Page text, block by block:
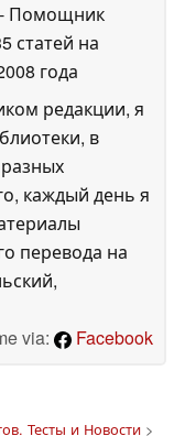
- Помощник
статей на
года
редакции, я
в
каждый день я
перевода на
via:
Facebook
Тесты и Новости>